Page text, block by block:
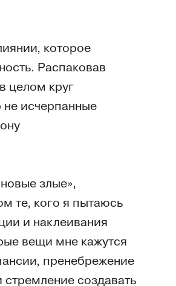
которое
Распаковав
целом круг
исчерпанные
злые»,
те, кого я пытаюсь
и наклеивания
вещи мне кажутся
пренебрежение
создавать